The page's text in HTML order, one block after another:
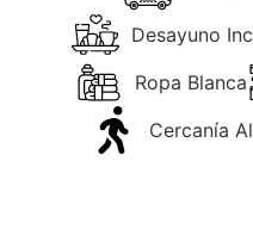
Desayuno
Ropa Blanca
Cercanía